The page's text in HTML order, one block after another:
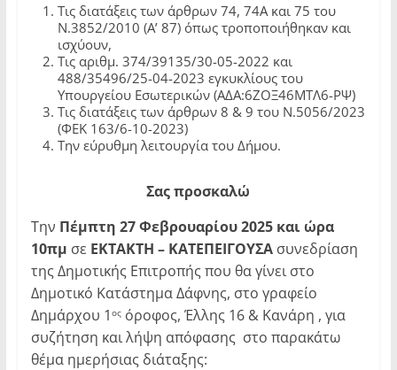
Τις διατάξεις των άρθρων 74, 74Α και 75 του
Ν.3852/2010 (Α’ 87) όπως τροποποιήθηκαν και
ισχύουν,
Τις αριθμ. 374/39135/30-05-2022 και
488/35496/25-04-2023 εγκυκλίους του
Υπουργείου Εσωτερικών (ΑΔΑ:6ΖΟΞ46ΜΤΛ6-ΡΨ)
Τις διατάξεις των άρθρων 8 & 9 του Ν.5056/2023
(ΦΕΚ 163/6-10-2023)
Την εύρυθμη λειτουργία του Δήμου.
Σας προσκαλώ
Την Πέμπτη 27 Φεβρουαρίου 2025 και ώρα
10πμ σε ΕΚΤΑΚΤΗ – ΚΑΤΕΠΕΙΓΟΥΣΑσυνεδρίαση
της Δημοτικής Επιτροπής που θα γίνει στο
Δημοτικό Κατάστημα Δάφνης, στο γραφείο
Δημάρχου 1 οςόροφος, Έλλης 16 & Κανάρη , για
συζήτηση και λήψη απόφασης στο παρακάτω
θέμα ημερήσιας διάταξης: